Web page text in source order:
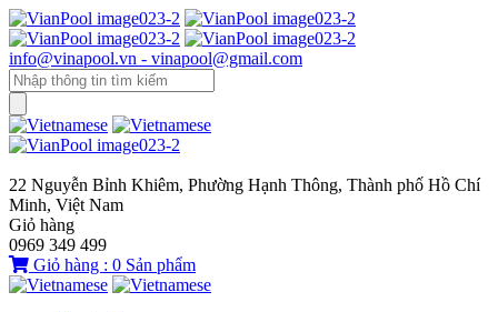
info@vinapool.vn - vinapool@gmail.com
22 Nguyễn Bỉnh Khiêm, Phường Hạnh Thông, Thành phố Hồ Chí
Minh, Việt Nam
Giỏ hàng
0969 349 499
Giỏ hàng : 0 Sản phẩm